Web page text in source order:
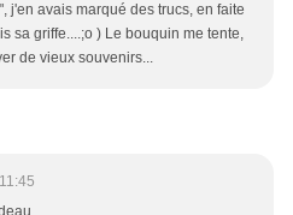
j'en avais marqué des trucs, en faite
sa griffe....;o ) Le bouquin me tente,
de vieux souvenirs...